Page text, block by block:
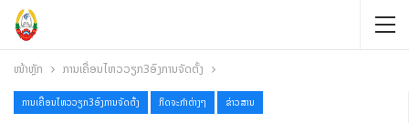
ໜ້າຫຼັກ ການເຄື່ອນໄຫວວຽກ3ອົງການຈັດຕັ້ງ
ການເຄື່ອນໄຫວວຽກ3ອົງການຈັດຕັ້ງ ກິດຈະກຳຕ່າງໆ ຂ່າວສານ